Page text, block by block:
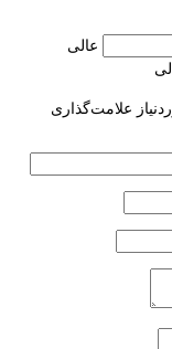
عالی
علامت‌گذاری